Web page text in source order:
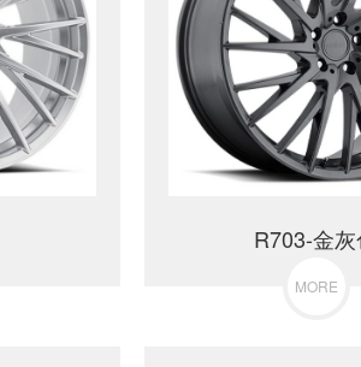
R703-金
MORE